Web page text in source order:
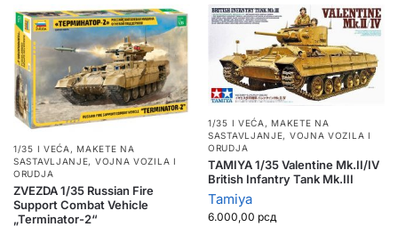
1/35 I VEĆA ,MAKETE NA
SASTAVLJANJE, VOJNA VOZILA I
ORUDJA
ZVEZDA 1/35 Russian Fire
Support Combat Vehicle
„Terminator-2“
1/35 I VEĆA ,MAKETE NA
SASTAVLJANJE, VOJNA VOZILA I
ORUDJA
TAMIYA 1/35 Valentine Mk.II/IV
British Infantry Tank Mk.III
Tamiya
6.000,00 рсд